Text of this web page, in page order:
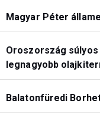
Magyar Péter
Oroszország
legnagyobb
Balatonfüredi